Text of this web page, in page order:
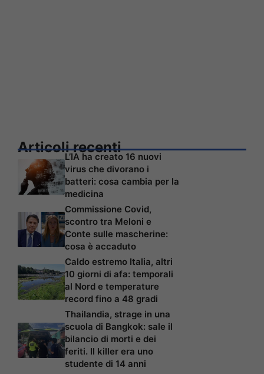
Articoli recenti
L’IA ha creato 16 nuovi
virus che divorano i
batteri: cosa cambia per la
medicina
Commissione Covid,
scontro tra Meloni e
Conte sulle mascherine:
cosa è accaduto
Caldo estremo Italia, altri
10 giorni di afa: temporali
al Nord e temperature
record fino a 48 gradi
Thailandia, strage in una
scuola di Bangkok: sale il
bilancio di morti e dei
feriti. Il killer era uno
studente di 14 anni